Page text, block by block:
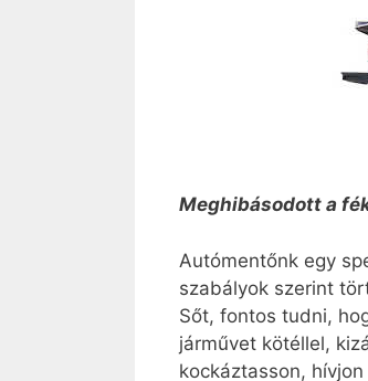
Meghibásodott a
Autómentőnk egy
szabályok szerint
Sőt, fontos tudni,
járművet kötéllel,
kockáztasson,